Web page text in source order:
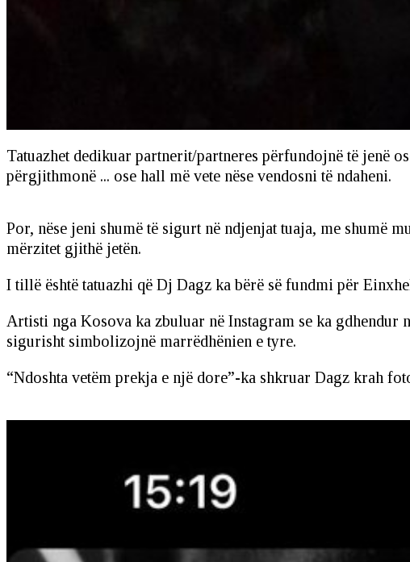
Tatuazhet dedikuar partnerit/partneres përfundojnë të jenë
përgjithmonë ... ose hall më vete nëse vendosni të ndaheni.
Por, nëse jeni shumë të sigurt në ndjenjat tuaja, me shumë
mërzitet gjithë jetën.
I tillë është tatuazhi që Dj Dagz ka bërë së fundmi për
Artisti nga Kosova ka zbuluar në Instagram se ka gdhendur
sigurisht simbolizojnë marrëdhënien e tyre.
“Ndoshta vetëm prekja e një dore”-ka shkruar Dagz krah